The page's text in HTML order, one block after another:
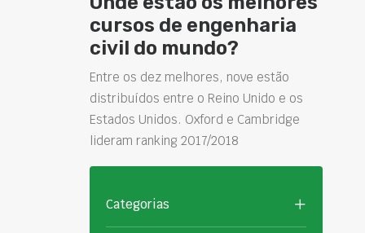
cursos de engenharia
civil do mundo?
Entre os dez melhores, nove estão
distribuídos entre o Reino Unido e os
Estados Unidos. Oxford e Cambridge
lideram ranking 2017/2018
Categorias